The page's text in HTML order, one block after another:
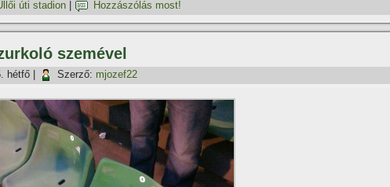
úti stadion Hozzászólás most!
szemével
hétfő Szerző: mjozef22